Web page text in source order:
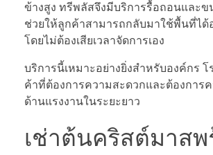
ข้างสูง ทรีพลัสจึงมีบริการรื้อถอนและข
ช่วยให้ลูกค้าสามารถกลับมาใช้พื้นที่ได้อ
โดยไม่ต้องเสียเวลาจัดการเอง
บริการนี้เหมาะอย่างยิ่งสำหรับองค์กร
ค้าที่ต้องการความสะดวกและต้องการ
ด้านแรงงานในระยะยาว
เช่าต้นคริสต์มาสพ